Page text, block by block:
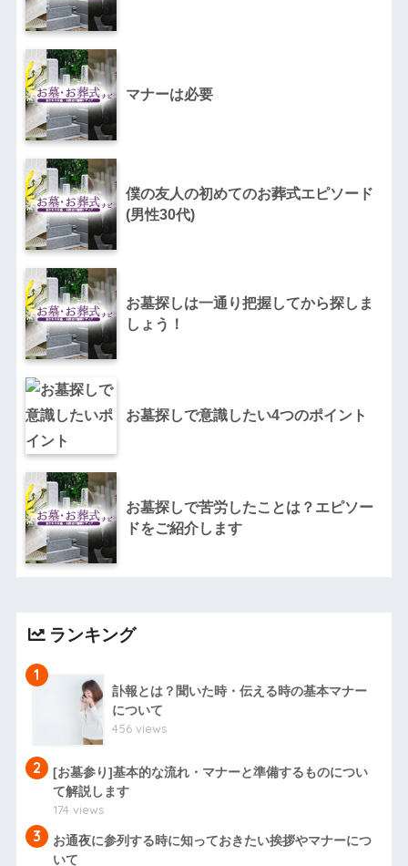
マナーは必要
僕の友人の初めてのお葬式エピソード
(男性30代)
お墓探しは一通り把握してから探しま
しょう！
お墓探しで意識したい4つのポイント
お墓探しで苦労したことは？エピソー
ドをご紹介します
ランキング
1
訃報とは？聞いた時・伝える時の基本マナー
について
456 views
2
[お墓参り]基本的な流れ・マナーと準備するものについ
て解説します
174 views
3
お通夜に参列する時に知っておきたい挨拶やマナーにつ
いて